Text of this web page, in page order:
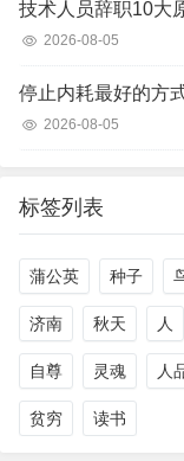
技术人员辞职10大
2026-08-05
停止内耗最好的方
2026-08-05
标签列表
蒲公英 种子
济南 秋天 人
自尊 灵魂 人
贫穷 读书